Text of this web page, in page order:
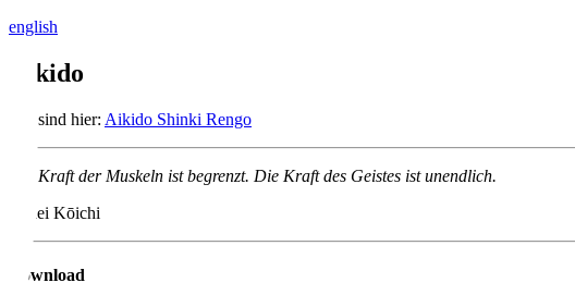
english
Aikido
Wir sind hier: Aikido Shinki Rengo
Die Kraft der Muskeln ist begrenzt. Die Kraft des Geistes ist unendlich.
Tōhei Kōichi
Download